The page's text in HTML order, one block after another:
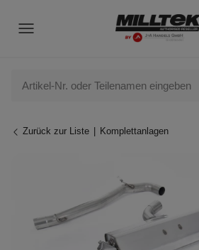
Zurück zur Liste Komplettanlagen